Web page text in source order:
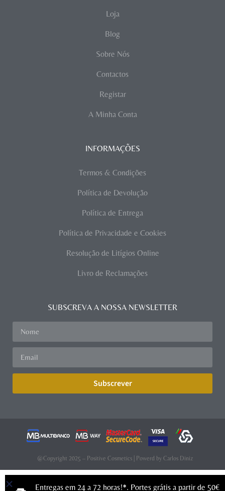
Loja
Blog
Sobre Nós
Contactos
Registar
A Minha Conta
INFORMAÇÕES
Termos & Condições
Política de Devolução
Política de Entrega
Política de Privacidade e Cookies
Resolução de Litígios Online
Livro de Reclamações
SUBSCREVA A NOSSA NEWSLETTER
Subscrever
@Copyright 2025 – Positive Cosmetics | Powerd by Carlos Diniz
Entregas em 24 a 72 horas!*. Portes grátis a partir de 50€